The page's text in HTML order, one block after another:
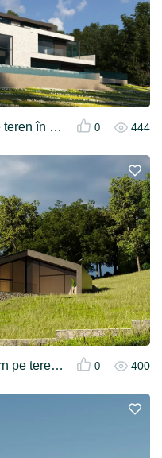
Casă modernă cu trei niveluri pe teren în pantă și piscină 0 444
Casă parter în stil hambar modern pe teren în pantă 0 400